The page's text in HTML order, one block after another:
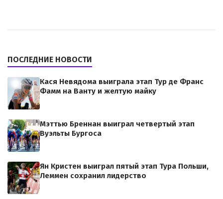
ПОСЛЕДНИЕ НОВОСТИ
Кася Невядома выиграла этап Тур де Франс
Фамм на Ванту и желтую майку
Мэттью Бреннан выиграл четвертый этап
Вуэльты Бургоса
Ян Кристен выиграл пятый этап Тура Польши,
Леммен сохранил лидерство